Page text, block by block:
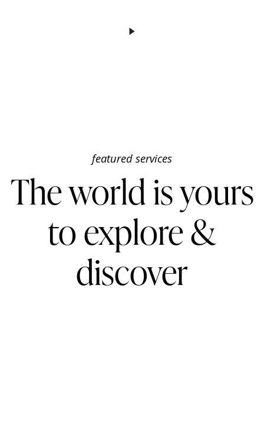
featured services
The world is yours
to explore &
discover